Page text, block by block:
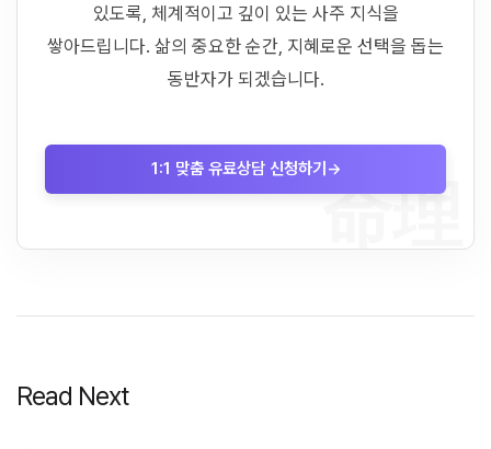
命理
있도록, 체계적이고 깊이 있는 사주 지식을
쌓아드립니다. 삶의 중요한 순간, 지혜로운 선택을 돕는
동반자가 되겠습니다.
1:1 맞춤 유료상담 신청하기 →
Read Next